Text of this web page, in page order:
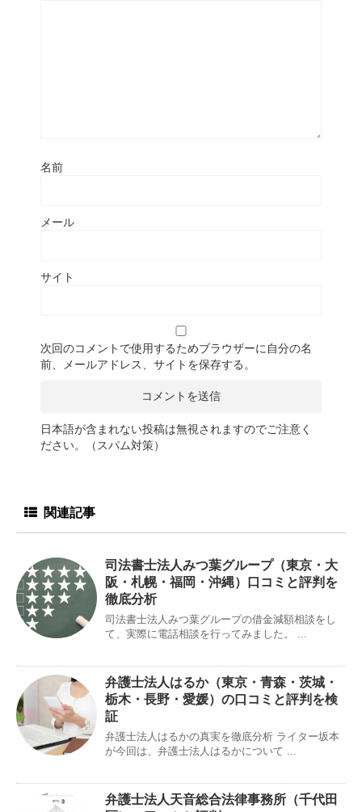
名前
メール
サイト
次回のコメントで使用するためブラウザーに自分の名
前、メールアドレス、サイトを保存する。
日本語が含まれない投稿は無視されますのでご注意く
ださい。（スパム対策）
関連記事
司法書士法人みつ葉グループ（東京・大
阪・札幌・福岡・沖縄）口コミと評判を
徹底分析
司法書士法人みつ葉グループの借金減額相談をし
て、実際に電話相談を行ってみました。 ...
弁護士法人はるか（東京・青森・茨城・
栃木・長野・愛媛）の口コミと評判を検
証
弁護士法人はるかの真実を徹底分析 ライター坂本
が今回は、弁護士法人はるかについて ...
弁護士法人天音総合法律事務所（千代田